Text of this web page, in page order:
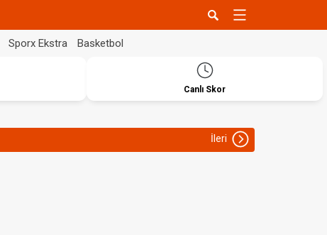
Sporx Ekstra Basketbol
Canlı Skor
İleri